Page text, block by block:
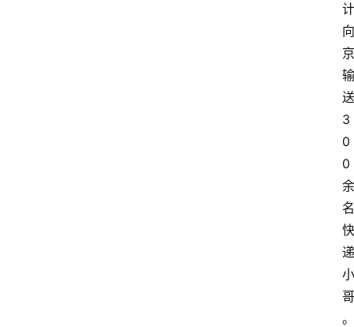
计
向
京
输
送
3
0
0
余
名
快
递
小
哥
。